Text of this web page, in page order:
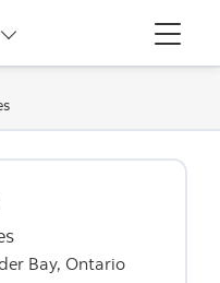
Menu
Liens connexes
Bay, Ontario